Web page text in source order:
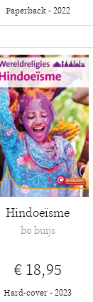
Paperback - 2022
Hindoeïsme
bo buijs
€ 18,95
Hard-cover - 2023